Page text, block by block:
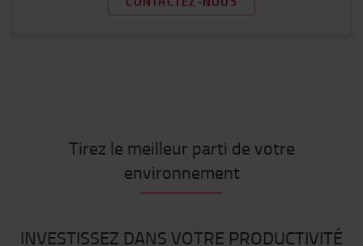
Tirez le meilleur parti de votre
environnement
INVESTISSEZ DANS VOTRE PRODUCTIVITÉ